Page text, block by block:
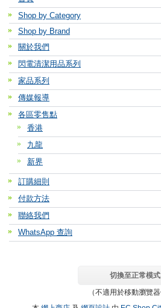
Shop by Category
Shop by Brand
關於我們
閃電清潔用品系列
家品系列
傳媒報導
各區零售點
香港
九龍
新界
訂購細則
付款方法
聯絡我們
WhatsApp 查詢
切換至正常模式
（不適用於移動瀏覽器